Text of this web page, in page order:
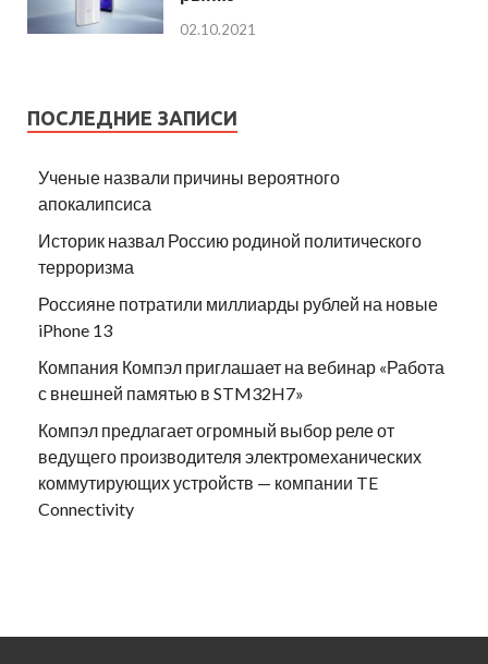
02.10.2021
ПОСЛЕДНИЕ ЗАПИСИ
Ученые назвали причины вероятного
апокалипсиса
Историк назвал Россию родиной политического
терроризма
Россияне потратили миллиарды рублей на новые
iPhone 13
Компания Компэл приглашает на вебинар «Работа
с внешней памятью в STM32H7»
Компэл предлагает огромный выбор реле от
ведущего производителя электромеханических
коммутирующих устройств — компании TE
Connectivity